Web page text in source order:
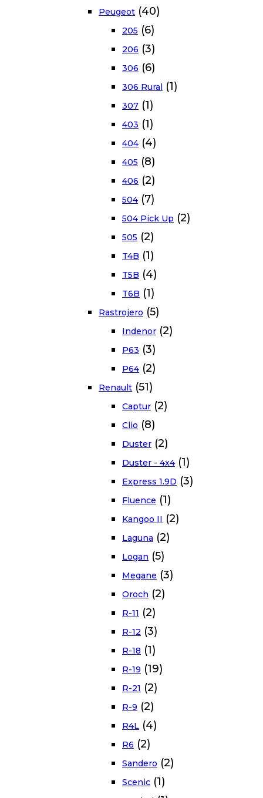
Peugeot (40)
205 (6)
206 (3)
306 (6)
306 Rural (1)
307 (1)
403 (1)
404 (4)
405 (8)
406 (2)
504 (7)
504 Pick Up (2)
505 (2)
T4B (1)
T5B (4)
T6B (1)
Rastrojero (5)
Indenor (2)
P63 (3)
P64 (2)
Renault (51)
Captur (2)
Clio (8)
Duster (2)
Duster - 4x4 (1)
Express 1.9D (3)
Fluence (1)
Kangoo II (2)
Laguna (2)
Logan (5)
Megane (3)
Oroch (2)
R-11 (2)
R-12 (3)
R-18 (1)
R-19 (19)
R-21 (2)
R-9 (2)
R4L (4)
R6 (2)
Sandero (2)
Scenic (1)